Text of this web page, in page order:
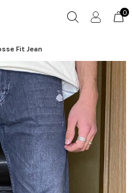
0
Fit Jean